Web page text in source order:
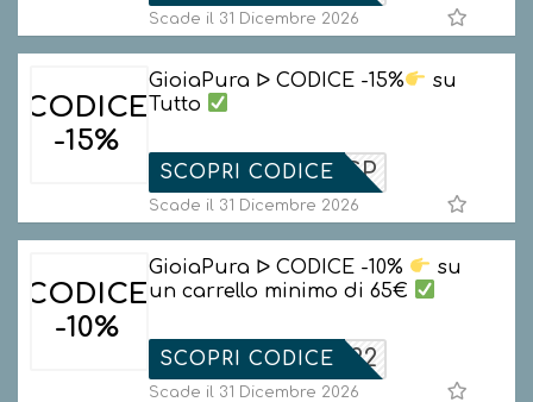
Scade il 31 Dicembre 2026
CODICE
-15%
GioiaPura ᐅ CODICE -15%
su
Tutto
11ANNIGP
SCOPRI CODICE
Scade il 31 Dicembre 2026
CODICE
-10%
GioiaPura ᐅ CODICE -10%
su
un carrello minimo di 65€
ONTO1022
SCOPRI CODICE
Scade il 31 Dicembre 2026